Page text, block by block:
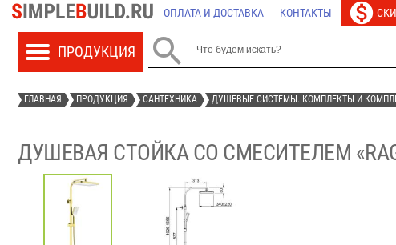
ОПЛАТА И ДОСТАВКА КОНТАКТЫ

ГЛАВНАЯ ПРОДУКЦИЯ САНТЕХНИКА ДУШЕВЫЕ СИСТЕМЫ. КОМПЛЕКТЫ И
ДУШЕВАЯ СТОЙКА СО СМЕСИТЕЛЕМ